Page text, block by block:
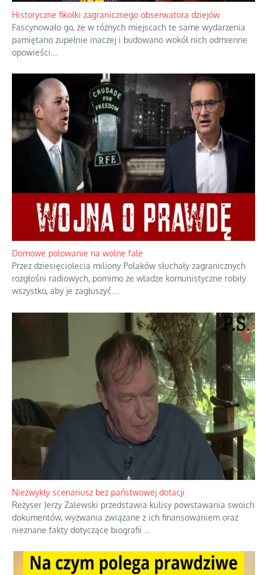
Rodzina to zbiór jednostek połączonych trwałymi, naturalnymi,
realnymi relacjami....
Historyczne fikołki zagranicznego obserwatora dziejów
Fascynowało go, że w różnych miejscach te same wydarzenia
pamiętano zupełnie inaczej i budowano wokół nich odmienne
opowieści....
Domowe polowanie na wolne fale
Przez dziesięciolecia miliony Polaków słuchały zagranicznych
rozgłośni radiowych, pomimo że władze komunistyczne robiły
wszystko, aby je zagłuszyć....